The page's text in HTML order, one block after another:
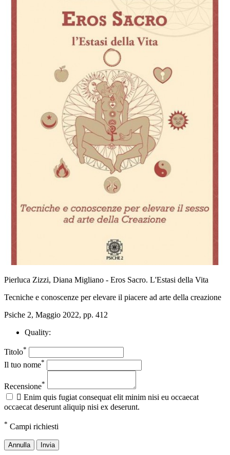
Pierluca Zizzi, Diana Migliano - Eros Sacro. L'Estasi della Vita
Tecniche e conoscenze per elevare il piacere ad arte della creazione
Psiche 2, Maggio 2022, pp. 412
Quality:
Titolo*
Il tuo nome*
Recensione*
 Enim quis fugiat consequat elit minim nisi eu occaecat
occaecat deserunt aliquip nisi ex deserunt.
* Campi richiesti
Annulla Invia